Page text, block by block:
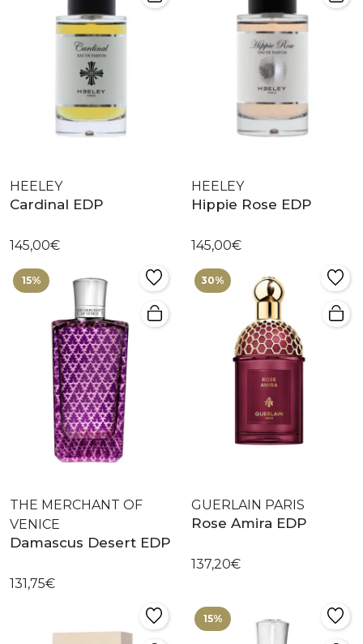
HEELEY
Cardinal EDP
145,00€
HEELEY
Hippie Rose EDP
145,00€
15%
THE MERCHANT OF
VENICE
Damascus Desert EDP
131,75€
30%
GUERLAIN PARIS
Rose Amira EDP
137,20€
15%